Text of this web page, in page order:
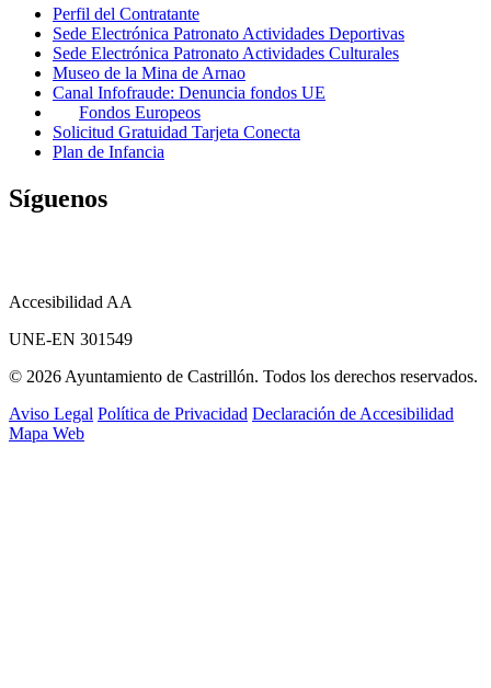
Perfil del Contratante
Sede Electrónica Patronato Actividades Deportivas
Sede Electrónica Patronato Actividades Culturales
Museo de la Mina de Arnao
Canal Infofraude: Denuncia fondos UE
Fondos Europeos
Solicitud Gratuidad Tarjeta Conecta
Plan de Infancia
Síguenos
Accesibilidad AA
UNE-EN 301549
© 2026 Ayuntamiento de Castrillón. Todos los derechos reservados.
Aviso Legal Política de Privacidad Declaración de Accesibilidad
Mapa Web